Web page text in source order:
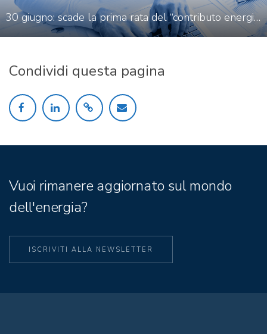
30 giugno: scade la prima rata del “contributo energivori”
Condividi questa pagina
Vuoi rimanere aggiornato sul mondo
dell'energia?
ISCRIVITI ALLA NEWSLETTER